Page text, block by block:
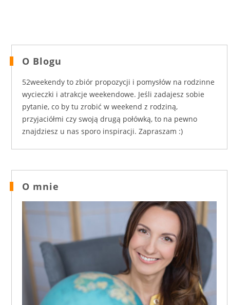
O Blogu
52weekendy to zbiór propozycji i pomysłów na rodzinne
wycieczki i atrakcje weekendowe. Jeśli zadajesz sobie
pytanie, co by tu zrobić w weekend z rodziną,
przyjaciółmi czy swoją drugą połówką, to na pewno
znajdziesz u nas sporo inspiracji. Zapraszam :)
O mnie